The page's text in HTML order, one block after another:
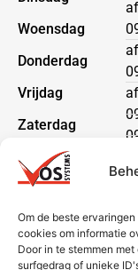
Om de beste
cookies om informatie
Door in te stemmen
surfgedrag of unieke
Woensdag
Donderdag
Vrijdag
Zaterdag
Zondag
Heeft u een vraag?
Neem dan contact